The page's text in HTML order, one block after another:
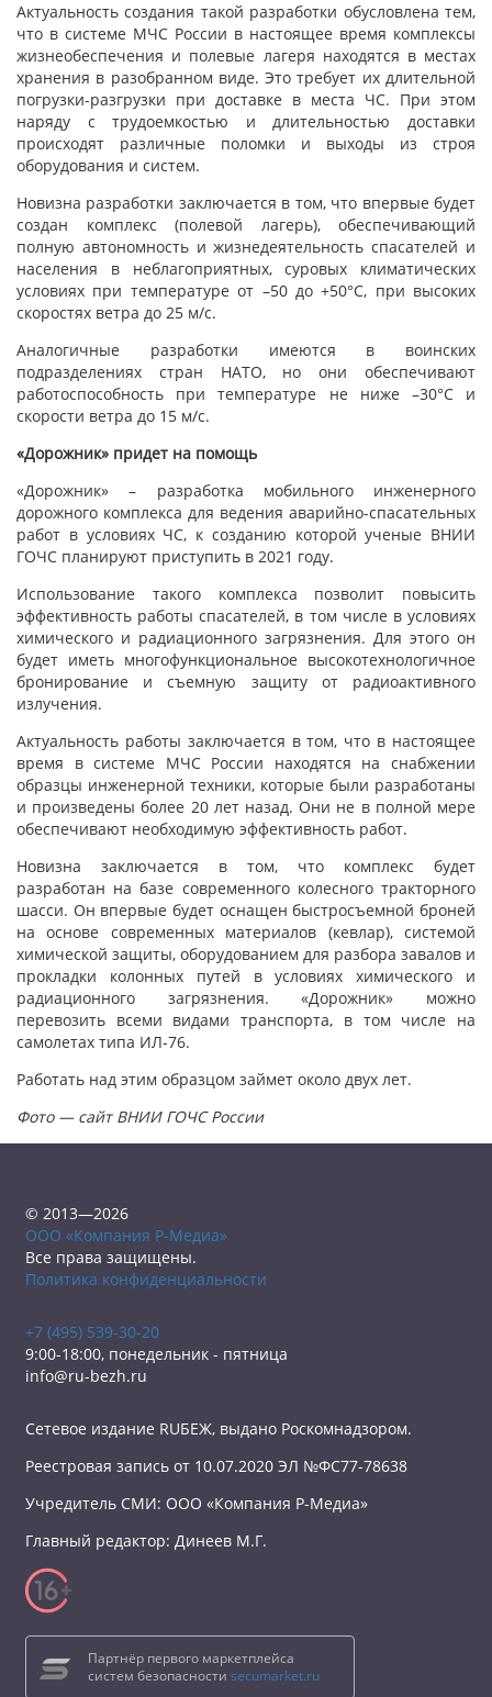
Актуальность создания такой разработки обусловлена тем,
что в системе МЧС России в настоящее время комплексы
жизнеобеспечения и полевые лагеря находятся в местах
хранения в разобранном виде. Это требует их длительной
погрузки-разгрузки при доставке в места ЧС. При этом
наряду с трудоемкостью и длительностью доставки
происходят различные поломки и выходы из строя
оборудования и систем.
Новизна разработки заключается в том, что впервые будет
создан комплекс (полевой лагерь), обеспечивающий
полную автономность и жизнедеятельность спасателей и
населения в неблагоприятных, суровых климатических
условиях при температуре от –50 до +50°С, при высоких
скоростях ветра до 25 м/с.
Аналогичные разработки имеются в воинских
подразделениях стран НАТО, но они обеспечивают
работоспособность при температуре не ниже –30°С и
скорости ветра до 15 м/с.
«Дорожник» придет на помощь
«Дорожник» – разработка мобильного инженерного
дорожного комплекса для ведения аварийно-спасательных
работ в условиях ЧС, к созданию которой ученые ВНИИ
ГОЧС планируют приступить в 2021 году.
Использование такого комплекса позволит повысить
эффективность работы спасателей, в том числе в условиях
химического и радиационного загрязнения. Для этого он
будет иметь многофункциональное высокотехнологичное
бронирование и съемную защиту от радиоактивного
излучения.
Актуальность работы заключается в том, что в настоящее
время в системе МЧС России находятся на снабжении
образцы инженерной техники, которые были разработаны
и произведены более 20 лет назад. Они не в полной мере
обеспечивают необходимую эффективность работ.
Новизна заключается в том, что комплекс будет
разработан на базе современного колесного тракторного
шасси. Он впервые будет оснащен быстросъемной броней
на основе современных материалов (кевлар), системой
химической защиты, оборудованием для разбора завалов и
прокладки колонных путей в условиях химического и
радиационного загрязнения. «Дорожник» можно
перевозить всеми видами транспорта, в том числе на
самолетах типа ИЛ-76.
Работать над этим образцом займет около двух лет.
Фото — сайт ВНИИ ГОЧС России
© 2013—2026
ООО «Компания Р-Медиа»
Все права защищены.
Политика конфиденциальности
+7 (495) 539-30-20
9:00-18:00, понедельник - пятница
info@ru-bezh.ru
Сетевое издание RUБЕЖ, выдано Роскомнадзором.
Реестровая запись от 10.07.2020 ЭЛ №ФС77-78638
Учредитель СМИ: ООО «Компания Р-Медиа»
Главный редактор: Динеев М.Г.
Партнёр первого маркетплейса
систем безопасности secumarket.ru